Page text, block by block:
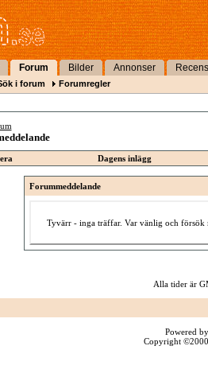
Forum Bilder Annonser
i forum Forumregler
Dagens inlägg
Forummeddelande
Tyvärr - inga träffar. Var vänlig och försök
Alla tider är
Powered
Copyright